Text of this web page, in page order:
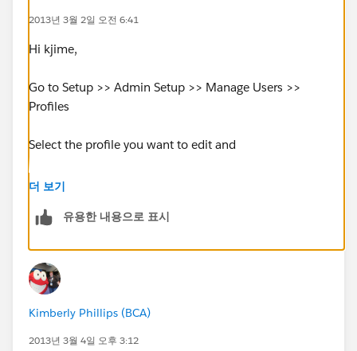
2013년 3월 2일 오전 6:41
Hi kjime,
Go to Setup >> Admin Setup >> Manage Users >>
Profiles
Select the profile you want to edit and
Under System section, select login hours.
There you can do the needed settings!
더 보기
유용한 내용으로 표시
Kimberly Phillips (BCA)
2013년 3월 4일 오후 3:12